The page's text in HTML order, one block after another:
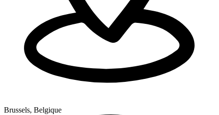
Brussels, Belgique